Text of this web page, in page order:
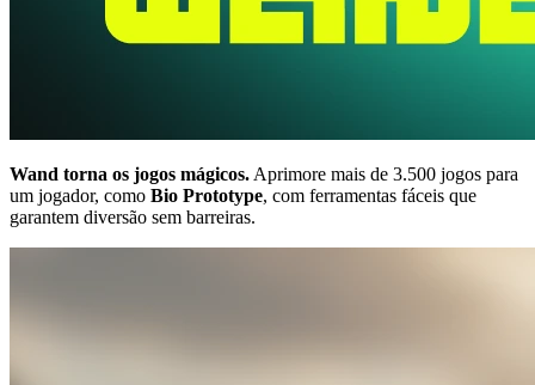
Wand torna os jogos mágicos. Aprimore mais de 3.500 jogos para
um jogador, como Bio Prototype, com ferramentas fáceis que
garantem diversão sem barreiras.